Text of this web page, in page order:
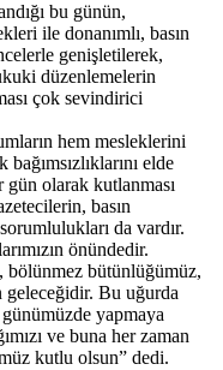
bu günün,
ile donanımlı, basın
genişletilerek,
düzenlemelerin
çok sevindirici
hem mesleklerini
elde
olarak kutlanması
basın
da vardır.
önündedir.
bölünmez bütünlüğümüz,
geleceğidir. Bu uğurda
yapmaya
ve buna her zaman
kutlu olsun” dedi.